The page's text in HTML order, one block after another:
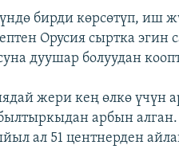
бирди көрсөтүп, иш
Орусия сыртка эгин
дуушар болуудан
жери кең өлкө үчүн
арбын
ал 51 центнерден